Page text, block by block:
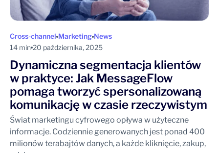
Cross-channel Marketing News
14 min 20 października, 2025
Dynamiczna segmentacja klientów
w praktyce: Jak MessageFlow
pomaga tworzyć spersonalizowaną
komunikację w czasie rzeczywistym
Świat marketingu cyfrowego opływa w użyteczne
informacje. Codziennie generowanych jest ponad 400
milionów terabajtów danych, a każde kliknięcie, zakup,